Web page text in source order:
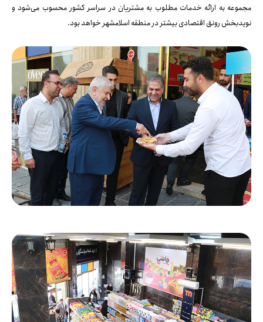
مجموعه به ارائه خدمات مطلوب به مشتریان در سراسر کشور محسوب می‌شود و
نویدبخش رونق اقتصادی بیشتر در منطقه اسلامشهر خواهد بود.